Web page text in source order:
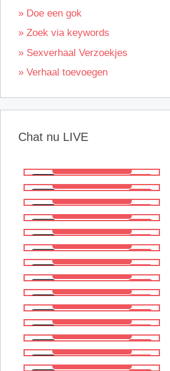
» Doe een gok
» Zoek via keywords
» Sexverhaal Verzoekjes
» Verhaal toevoegen
Chat nu LIVE